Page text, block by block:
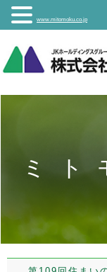
ミト
www.mitomoku.co.jp